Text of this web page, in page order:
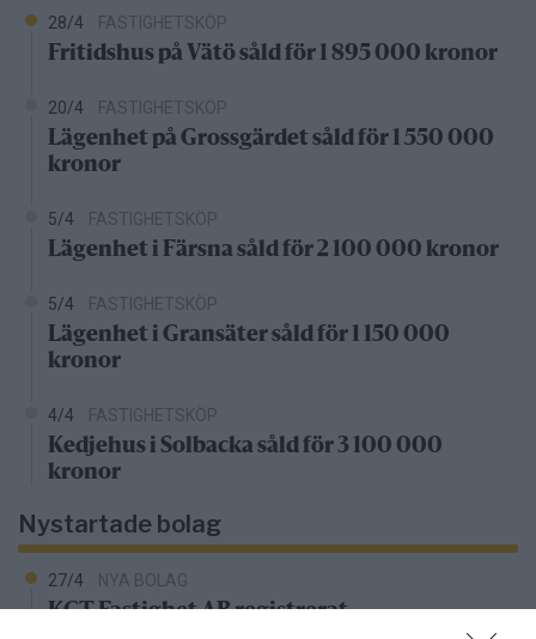
28/4 FASTIGHETSKÖP
Fritidshus på Vätö såld för 1 895 000 kronor
20/4 FASTIGHETSKÖP
Lägenhet på Grossgärdet såld för 1 550 000
kronor
5/4 FASTIGHETSKÖP
Lägenhet i Färsna såld för 2 100 000 kronor
5/4 FASTIGHETSKÖP
Lägenhet i Gransäter såld för 1 150 000
kronor
4/4 FASTIGHETSKÖP
Kedjehus i Solbacka såld för 3 100 000
kronor
Nystartade bolag
27/4 NYA BOLAG
KGT Fastighet AB registrerat –